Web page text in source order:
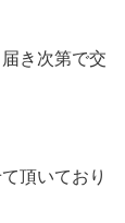
き次第で交
頂いており